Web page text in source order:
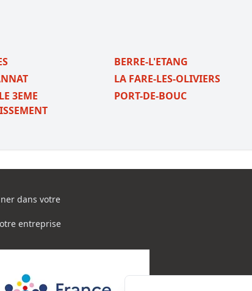
BERRE-L'ETANG
LA FARE-LES-OLIVIERS
3EME
PORT-DE-BOUC
dans votre
entreprise